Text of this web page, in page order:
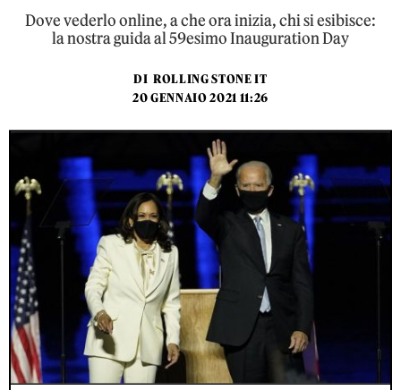
Dove vederlo online, a che ora inizia, chi si esibisce:
la nostra guida al 59esimo Inauguration Day
DI ROLLING STONE IT
20 GENNAIO 2021 11:26